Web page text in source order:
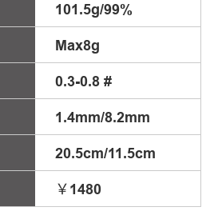
101.5g/99%
Max8g
0.3-0.8 #
1.4mm/8.2mm
20.5cm/11.5cm
￥1480